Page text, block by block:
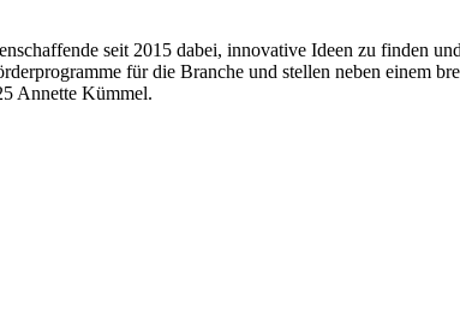
seit 2015 dabei, innovative Ideen zu finden
für die Branche und stellen neben einem
Annette Kümmel.